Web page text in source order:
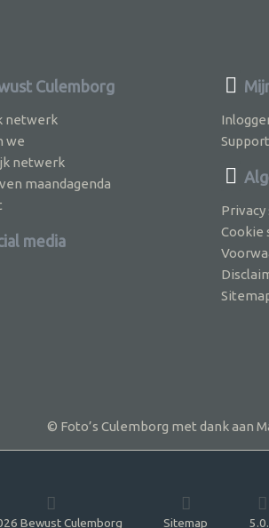
Culemborg
netwerk
we
netwerk
maandagenda
media
Cookie
© Foto’s Culemborg met dank aan
Bewust Culemborg Sitemap